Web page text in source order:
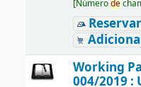
[Númerode
Reservar
Working
004/2019 :